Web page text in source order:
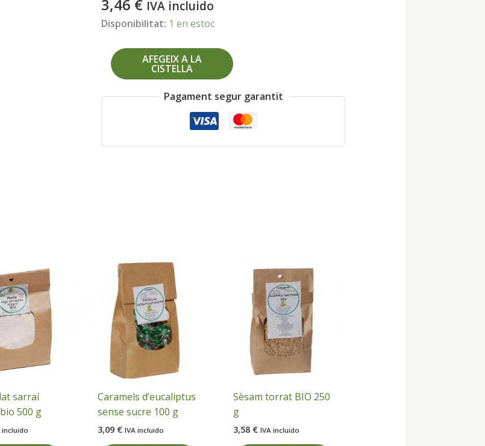
3,46 € IVA incluido
Disponibilitat: 1 en estoc
quantitat
de
espelta
AFEGEIX A LA
CISTELLA
Pagament segur garantit
sarraí
500 g
incluido
Caramels d’eucaliptus
sense sucre 100 g
3,09 € IVA incluido
Sèsam torrat BIO 250
g
3,58 € IVA incluido